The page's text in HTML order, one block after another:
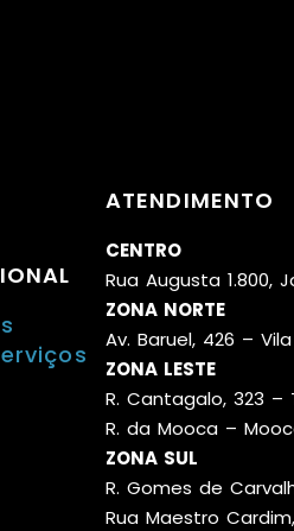
ATENDIMENTO
CENTRO
Rua Augusta 1.800,
ZONA NORTE
Av. Baruel, 426 –
ZONA LESTE
R. Cantagalo, 323 –
R. da Mooca –
ZONA SUL
R. Gomes de
Rua Maestro